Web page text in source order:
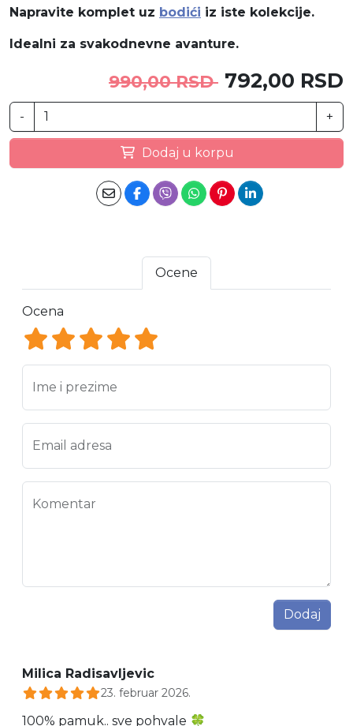
Napravite komplet uz bodići iz iste kolekcije.
Idealni za svakodnevne avanture.
990,00 RSD 792,00 RSD
- +
Dodaj u korpu
Ocene
Ocena
Ocena 5
Ocena 4
Ocena 3
Ocena 2
Ocena 1
Ime i prezime
Email adresa
Komentar
Dodaj
Milica Radisavljevic
23. februar 2026.
100% pamuk.. sve pohvale 🍀